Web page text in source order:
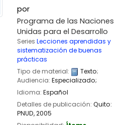
por
Programa de las Naciones
Unidas para el Desarrollo
Series Lecciones aprendidas y
sistematización de buenas
prácticas
Tipo de material:
Texto;
Audiencia: Especializado;
Idioma: Español
Detalles de publicación: Quito:
PNUD,2005